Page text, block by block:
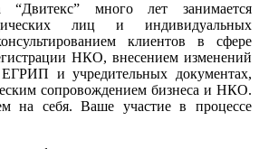
“Двитекс” много лет занимается
лиц и индивидуальных
клиентов в сфере
НКО, внесением изменений
и учредительных документах,
сопровождением бизнеса и НКО.
на себя. Ваше участие в процессе